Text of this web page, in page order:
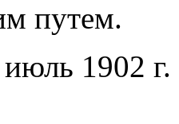
путем.
1902 г.